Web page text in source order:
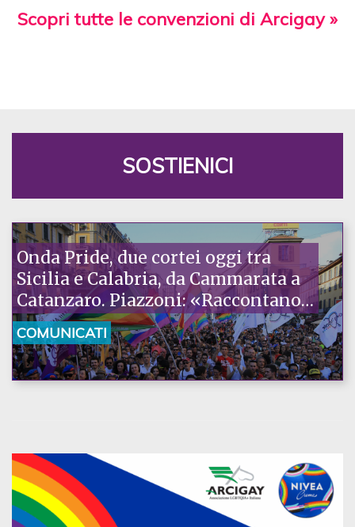
Scopri tutte le convenzioni di Arcigay »
SOSTIENICI
Onda Pride, due cortei oggi tra
Sicilia e Calabria, da Cammarata a
Catanzaro. Piazzoni: «Raccontano
la nostra ostinazione»
COMUNICATI